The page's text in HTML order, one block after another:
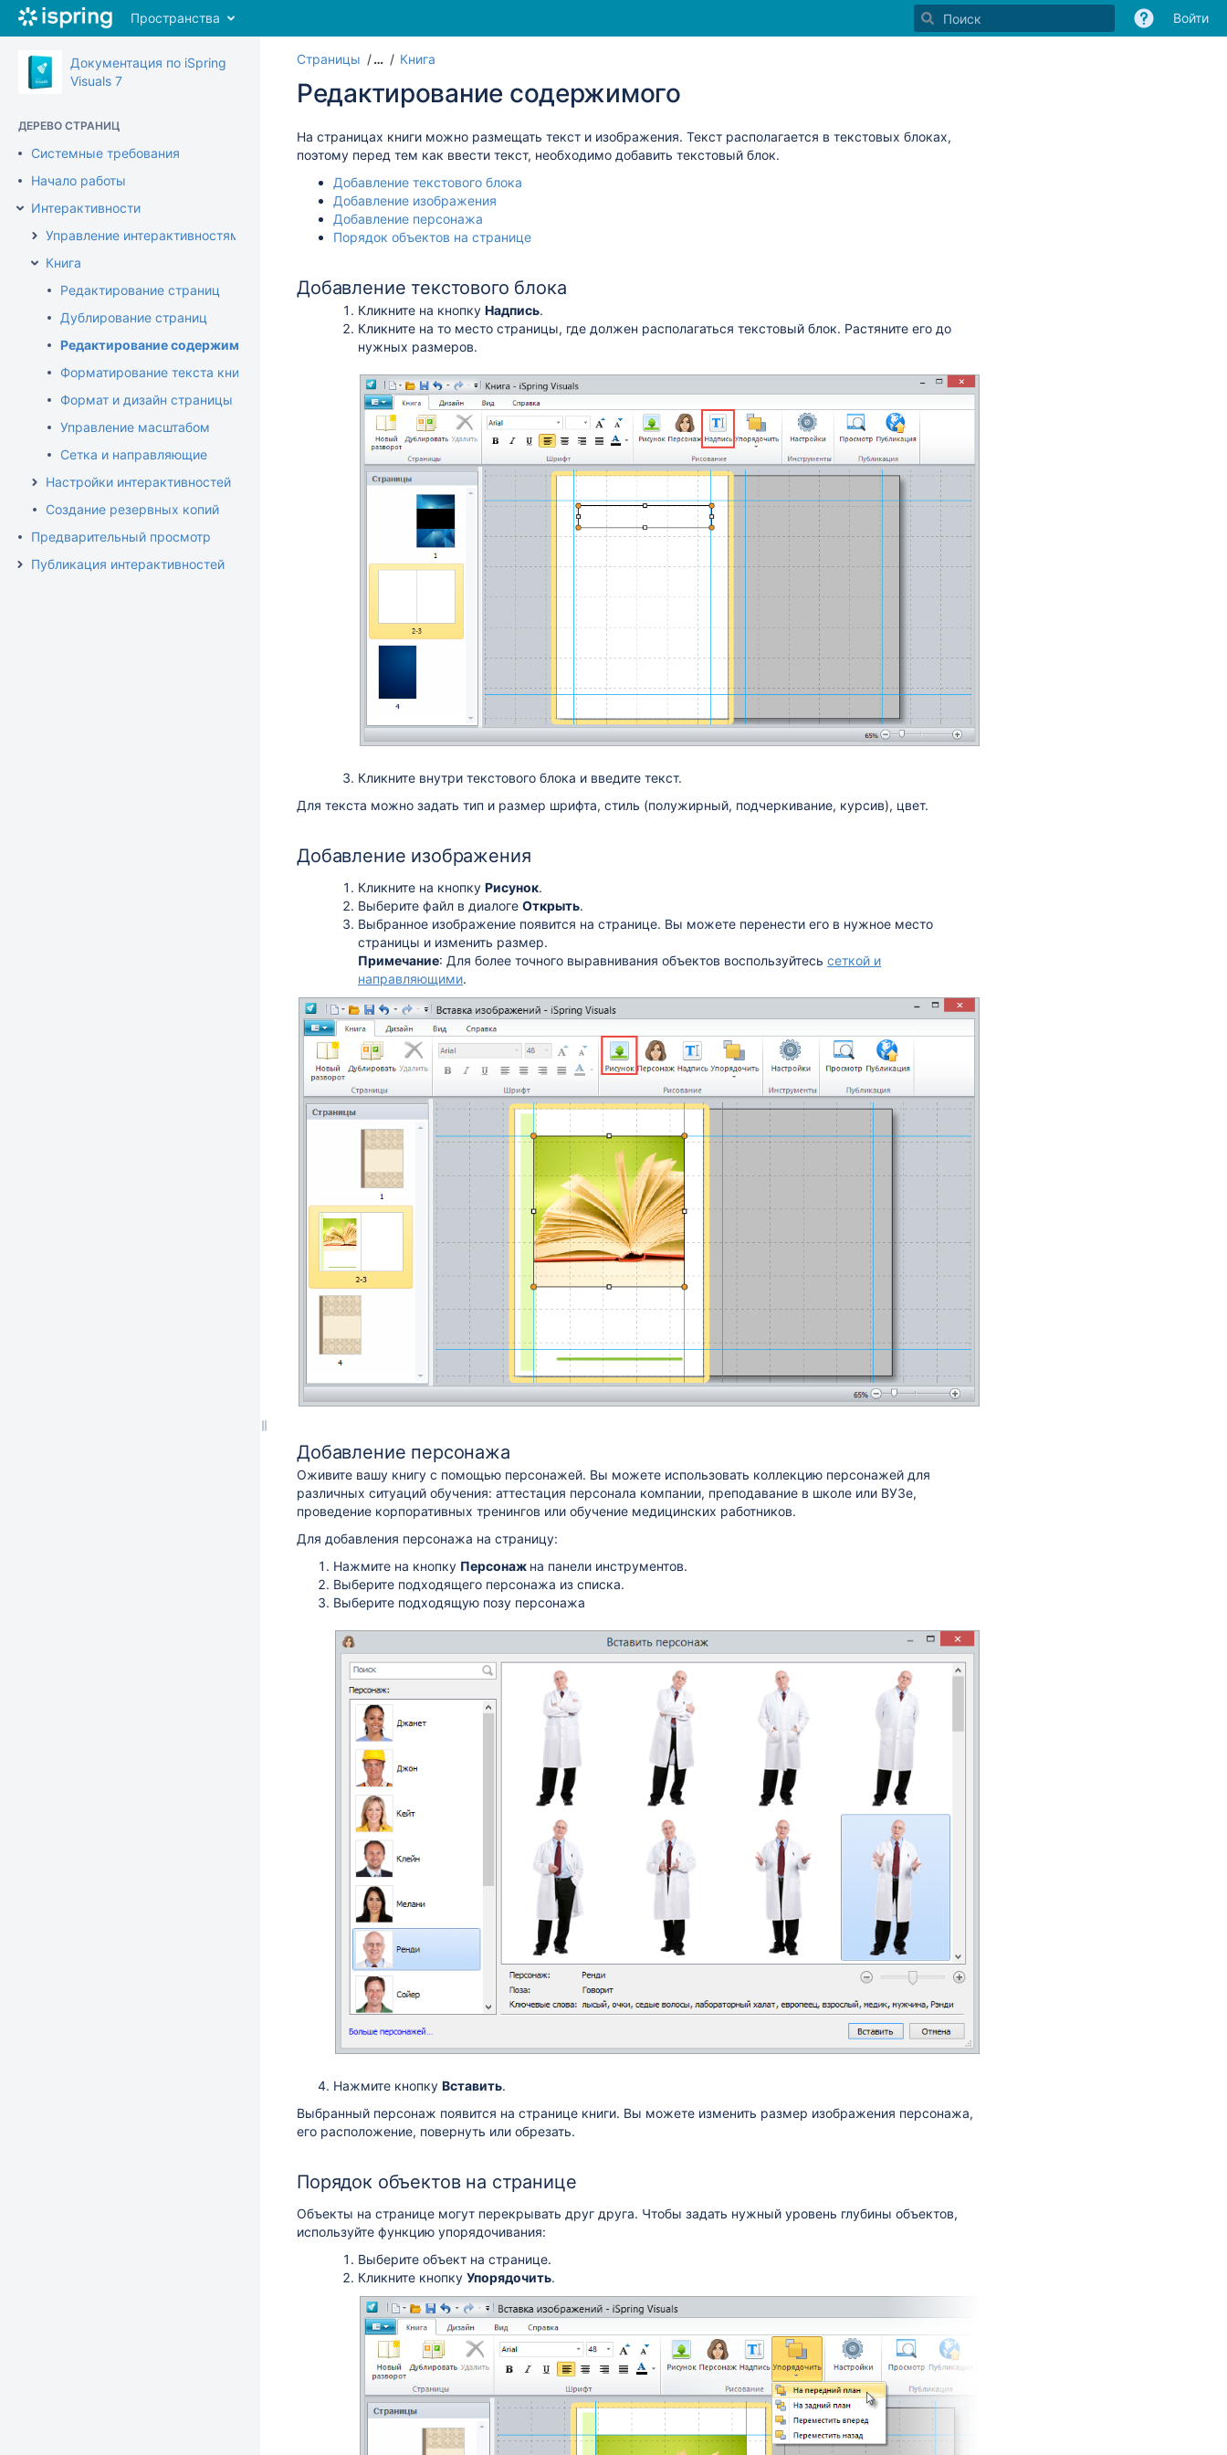
Перейти
содержимому
assistive.skiplink.to.breadcrumbs
assistive.skiplink.to.quick.search
Пространства Войти
Документация по iSpring
Visuals 7
ДЕРЕВО СТРАНИЦ
Системные требования
Начало работы
Интерактивности
Управление интерактивностями
Книга
Редактирование страниц
Дублирование страниц
Редактирование содержимого
Форматирование текста книги
Формат и дизайн страницы
Управление масштабом
Сетка и направляющие
Настройки интерактивностей
Создание резервных копий
Предварительный просмотр
Публикация интерактивностей
Страницы … Книга
концу
баннера
началу
баннера
Редактирование содержимого
На страницах книги можно размещать текст и изображения. Текст располагается в текстовых блоках,
поэтому перед тем как ввести текст, необходимо добавить текстовый блок.
Добавление текстового блока
Добавление изображения
Добавление персонажа
Порядок объектов на странице
Добавление текстового блока
Кликните на кнопку Надпись.
Кликните на то место страницы, где должен располагаться текстовый блок. Растяните его до
нужных размеров.
Кликните внутри текстового блока и введите текст.
Для текста можно задать тип и размер шрифта, стиль (полужирный, подчеркивание, курсив), цвет.
Добавление изображения
Кликните на кнопку Рисунок.
Выберите файл в диалоге Открыть.
Выбранное изображение появится на странице. Вы можете перенести его в нужное место
страницы и изменить размер.
Примечание: Для более точного выравнивания объектов воспользуйтесь сеткой и
направляющими.
Добавление персонажа
Оживите вашу книгу с помощью персонажей. Вы можете использовать коллекцию персонажей для
различных ситуаций обучения: аттестация персонала компании, преподавание в школе или ВУЗе,
проведение корпоративных тренингов или обучение медицинских работников.
Для добавления персонажа на страницу:
Нажмите на кнопку Персонаж на панели инструментов.
Выберите подходящего персонажа из списка.
Выберите подходящую позу персонажа
Нажмите кнопку Вставить.
Выбранный персонаж появится на странице книги. Вы можете изменить размер изображения персонажа,
его расположение, повернуть или обрезать.
Порядок объектов на странице
Объекты на странице могут перекрывать друг друга. Чтобы задать нужный уровень глубины объектов,
используйте функцию упорядочивания:
Выберите объект на странице.
Кликните кнопку Упорядочить.